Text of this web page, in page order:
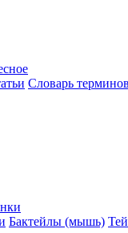
Словарь терминов
Бактейлы (мышь)